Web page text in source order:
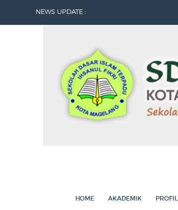
NEWS UPDATE :
Sumpah Pemuda...
Kunjungan Edukatif Jenjang
Kunjungan Edukatif
Juara Lomba Mapsi
Siswa Jenjang 3 SDIT
Kunjungan Puskesmas
Integrasi Layanan Bank
HOME AKADEMIK PROFIL